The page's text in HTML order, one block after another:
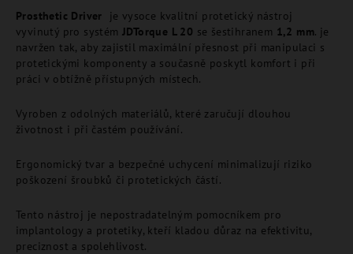
Prosthetic Driver
je vysoce kvalitní protetický nástroj
vyvinutý pro systémJDTorque L 20 se šestihranem 1,2 mm. je
navržen tak, aby zajistil maximální přesnost při manipulaci s
protetickými komponenty a současně poskytl komfort i při
práci v obtížně přístupných místech.
Vyroben z odolných materiálů, které zaručují dlouhou
životnost i při častém používání.
Ergonomický tvar a bezpečné uchycení minimalizují riziko
poškození šroubků či protetických částí.
Tento nástroj je nepostradatelným pomocníkem pro
implantology a protetiky, kteří kladou důraz na efektivitu,
preciznost a spolehlivost.